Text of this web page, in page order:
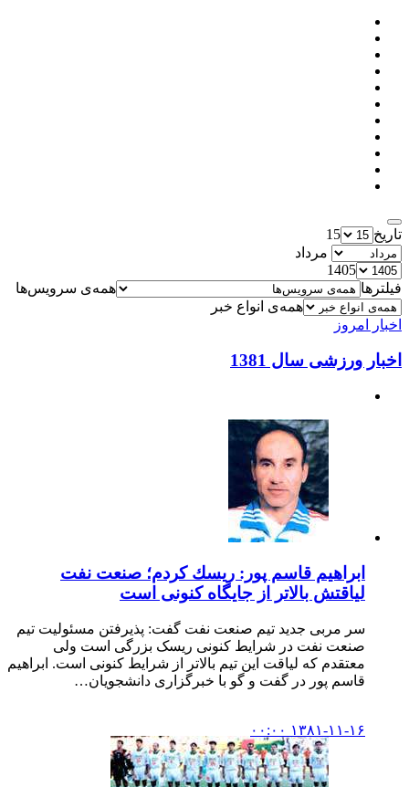
تاریخ
15
مرداد
1405
فیلترها
همه‌ی سرویس‌ها
همه‌ی انواع خبر
اخبار امروز
اخبار ورزشی سال 1381
ابراهیم قاسم پور: ریسك كردم؛ صنعت نفت
لیاقتش بالاتر از جایگاه كنونی است
سر مربی جدید تیم صنعت نفت گفت: پذیرفتن مسئولیت تیم
صنعت نفت در شرایط کنونی ریسک بزرگی است ولی
معتقدم که لیاقت این تیم بالاتر از شرایط کنونی است. ابراهیم
قاسم پور در گفت و گو با خبرگزاری دانشجویان…
۱۳۸۱-۱۱-۱۶ ۰۰:۰۰